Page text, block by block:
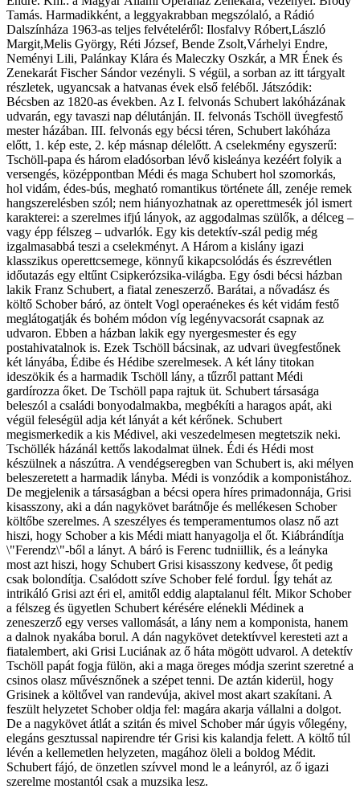
Tamás. Harmadikként, a leggyakrabban megszólaló, a Rádió
Dalszínháza 1963-as teljes felvételéről: Ilosfalvy Róbert,László
Margit,Melis György, Réti József, Bende Zsolt,Várhelyi Endre,
Neményi Lili, Palánkay Klára és Maleczky Oszkár, a MR Ének és
Zenekarát Fischer Sándor vezényli. S végül, a sorban az itt tárgyalt
részletek, ugyancsak a hatvanas évek első feléből. Játszódik:
Bécsben az 1820-as években. Az I. felvonás Schubert lakóházának
udvarán, egy tavaszi nap délutánján. II. felvonás Tschöll üvegfestő
mester házában. III. felvonás egy bécsi téren, Schubert lakóháza
előtt, 1. kép este, 2. kép másnap délelőtt. A cselekmény egyszerű:
Tschöll-papa és három eladósorban lévő kisleánya kezéért folyik a
versengés, középpontban Médi és maga Schubert hol szomorkás,
hol vidám, édes-bús, megható romantikus története áll, zenéje remek
hangszerelésben szól; nem hiányozhatnak az operettmesék jól ismert
karakterei: a szerelmes ifjú lányok, az aggodalmas szülők, a délceg –
vagy épp félszeg – udvarlók. Egy kis detektív-szál pedig még
izgalmasabbá teszi a cselekményt. A Három a kislány igazi
klasszikus operettcsemege, könnyű kikapcsolódás és észrevétlen
időutazás egy eltűnt Csipkerózsika-világba. Egy ósdi bécsi házban
lakik Franz Schubert, a fiatal zeneszerző. Barátai, a nővadász és
költő Schober báró, az öntelt Vogl operaénekes és két vidám festő
meglátogatják és bohém módon víg legényvacsorát csapnak az
udvaron. Ebben a házban lakik egy nyergesmester és egy
postahivatalnok is. Ezek Tschöll bácsinak, az udvari üvegfestőnek
két lányába, Édibe és Hédibe szerelmesek. A két lány titokan
ideszökik és a harmadik Tschöll lány, a tűzről pattant Médi
gardírozza őket. De Tschöll papa rajtuk üt. Schubert társasága
beleszól a családi bonyodalmakba, megbékíti a haragos apát, aki
végül feleségül adja két lányát a két kérőnek. Schubert
megismerkedik a kis Médivel, aki veszedelmesen megtetszik neki.
Tschöllék házánál kettős lakodalmat ülnek. Édi és Hédi most
készülnek a nászútra. A vendégseregben van Schubert is, aki mélyen
beleszeretett a harmadik lányba. Médi is vonzódik a komponistához.
De megjelenik a társaságban a bécsi opera híres primadonnája, Grisi
kisasszony, aki a dán nagykövet barátnője és mellékesen Schober
költőbe szerelmes. A szeszélyes és temperamentumos olasz nő azt
hiszi, hogy Schober a kis Médi miatt hanyagolja el őt. Kiábrándítja
\"Ferendz\"-ből a lányt. A báró is Ferenc tudniillik, és a leányka
most azt hiszi, hogy Schubert Grisi kisasszony kedvese, őt pedig
csak bolondítja. Csalódott szíve Schober felé fordul. Így tehát az
intrikáló Grisi azt éri el, amitől eddig alaptalanul félt. Mikor Schober
a félszeg és ügyetlen Schubert kérésére elénekli Médinek a
zeneszerző egy verses vallomását, a lány nem a komponista, hanem
a dalnok nyakába borul. A dán nagykövet detektívvel keresteti azt a
fiatalembert, aki Grisi Luciának az ő háta mögött udvarol. A detektív
Tschöll papát fogja fülön, aki a maga öreges módja szerint szeretné a
csinos olasz művésznőnek a szépet tenni. De aztán kiderül, hogy
Grisinek a költővel van randevúja, akivel most akart szakítani. A
feszült helyzetet Schober oldja fel: magára akarja vállalni a dolgot.
De a nagykövet átlát a szitán és mivel Schober már úgyis vőlegény,
elegáns gesztussal napirendre tér Grisi kis kalandja felett. A költő túl
lévén a kellemetlen helyzeten, magához öleli a boldog Médit.
Schubert fájó, de önzetlen szívvel mond le a leányról, az ő igazi
szerelme mostantól csak a muzsika lesz.